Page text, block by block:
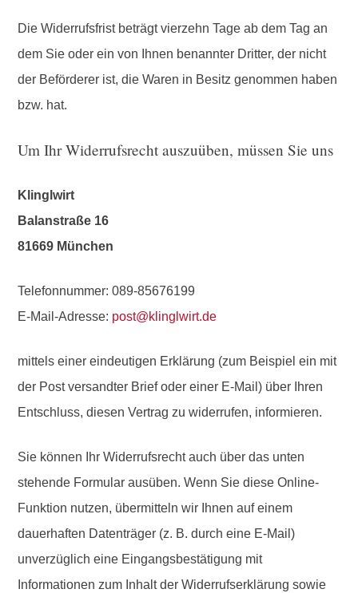
Die Widerrufsfrist beträgt vierzehn Tage ab dem Tag an
dem Sie oder ein von Ihnen benannter Dritter, der nicht
der Beförderer ist, die Waren in Besitz genommen haben
bzw. hat.
Um Ihr Widerrufsrecht auszuüben, müssen Sie uns
Klinglwirt
Balanstraße 16
81669 München
Telefonnummer: 089-85676199
E-Mail-Adresse: post@klinglwirt.de
mittels einer eindeutigen Erklärung (zum Beispiel ein mit
der Post versandter Brief oder einer E-Mail) über Ihren
Entschluss, diesen Vertrag zu widerrufen, informieren.
Sie können Ihr Widerrufsrecht auch über das unten
stehende Formular ausüben. Wenn Sie diese Online-
Funktion nutzen, übermitteln wir Ihnen auf einem
dauerhaften Datenträger (z. B. durch eine E-Mail)
unverzüglich eine Eingangsbestätigung mit
Informationen zum Inhalt der Widerrufserklärung sowie